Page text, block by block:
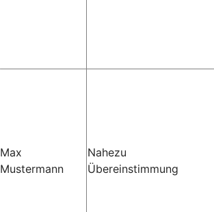
Max
Mustermann
Nahezu
Übereinstimmung